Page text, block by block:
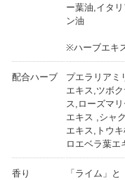
ー葉油,イタ
ン油
※ハーブエキ
配合ハーブ
プエラリアミ
エキス,ツボ
ス,ローズマ
エキス ,シャ
エキス,トウ
ロエベラ葉エ
香り
「ライム」